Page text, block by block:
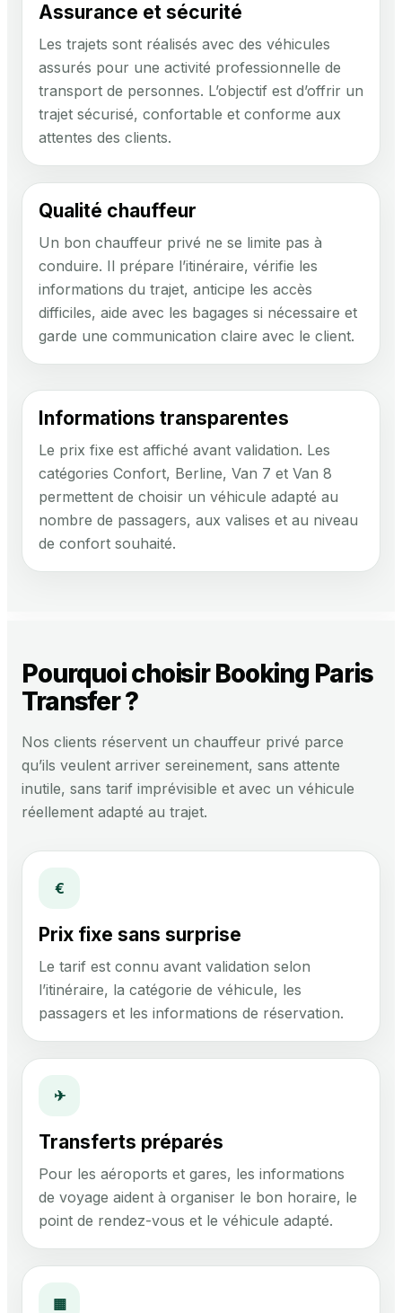
Assurance et sécurité
Les trajets sont réalisés avec des véhicules
assurés pour une activité professionnelle de
transport de personnes. L’objectif est d’offrir un
trajet sécurisé, confortable et conforme aux
attentes des clients.
Qualité chauffeur
Un bon chauffeur privé ne se limite pas à
conduire. Il prépare l’itinéraire, vérifie les
informations du trajet, anticipe les accès
difficiles, aide avec les bagages si nécessaire et
garde une communication claire avec le client.
Informations transparentes
Le prix fixe est affiché avant validation. Les
catégories Confort, Berline, Van 7 et Van 8
permettent de choisir un véhicule adapté au
nombre de passagers, aux valises et au niveau
de confort souhaité.
Pourquoi choisir Booking Paris
Transfer ?
Nos clients réservent un chauffeur privé parce
qu’ils veulent arriver sereinement, sans attente
inutile, sans tarif imprévisible et avec un véhicule
réellement adapté au trajet.
€
Prix fixe sans surprise
Le tarif est connu avant validation selon
l’itinéraire, la catégorie de véhicule, les
passagers et les informations de réservation.
✈
Transferts préparés
Pour les aéroports et gares, les informations
de voyage aident à organiser le bon horaire, le
point de rendez-vous et le véhicule adapté.
▦